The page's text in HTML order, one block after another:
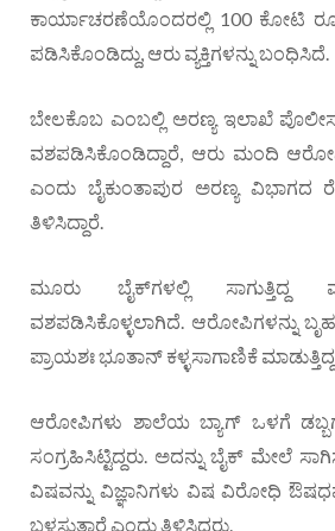
ಕಾರ್ಯಾಚರಣೆಯೊಂದರಲ್ಲಿ 100 ಕೋಟಿ
ಪಡಿಸಿಕೊಂಡಿದ್ದು, ಆರು ವ್ಯಕ್ತಿಗಳನ್ನು ಬಂಧಿಸಿದೆ.
ಬೇಲಕೊಬ ಎಂಬಲ್ಲಿ ಅರಣ್ಯ ಇಲಾಖೆ
ವಶಪಡಿಸಿಕೊಂಡಿದ್ದಾರೆ, ಆರು ಮಂದಿ
ಎಂದು ಬೈಕುಂತಾಪುರ ಅರಣ್ಯ
ತಿಳಿಸಿದ್ದಾರೆ.
ಮೂರು ಬೈಕ್‌ಗಳಲ್ಲಿ ಸಾಗುತ್ತಿದ್ದ
ವಶಪಡಿಸಿಕೊಳ್ಳಲಾಗಿದೆ. ಆರೋಪಿಗಳನ್ನು
ಪ್ರಾಯಶಃ ಭೂತಾನ್ ಕಳ್ಳಸಾಗಾಣಿಕೆ
ಆರೋಪಿಗಳು ಶಾಲೆಯ ಬ್ಯಾಗ್‌ ಒಳಗೆ
ಸಂಗ್ರಹಿಸಿಟ್ಟಿದ್ದರು. ಅದನ್ನು ಬೈಕ್‌ ಮೇಲೆ
ವಿಷವನ್ನು ವಿಜ್ಞಾನಿಗಳು ವಿಷ ವಿರೋಧಿ
ಬಳಸುತ್ತಾರೆ ಎಂದು ತಿಳಿಸಿದರು.